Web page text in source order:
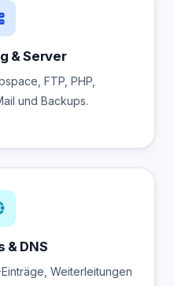
& Server
FTP, PHP,
und Backups.
& DNS
Weiterleitungen